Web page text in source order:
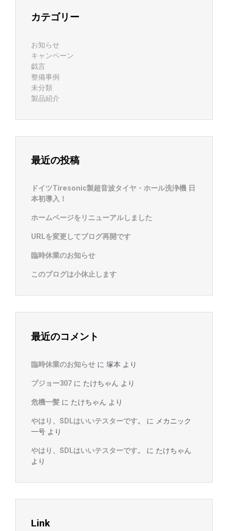
カテゴリー
お知らせ
キャンペーン
戯言
整備事例
未分類
製品紹介
最近の投稿
ドイツTiresonic製超音波タイヤ・ホール洗浄機 日
本初導入！
ホームページをリニューアルしました
URLを変更してブログ再開です
臨時休業のお知らせ
このブログは小休止します
最近のコメント
臨時休業のお知らせ に 塚本 より
プジョー307 に たけちゃん より
危機一髪 に たけちゃん より
やはり、SDLはいいテスターです。 に メカニック
一号 より
やはり、SDLはいいテスターです。 に たけちゃん
より
Link